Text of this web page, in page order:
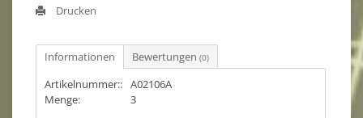
Drucken
Informationen Bewertungen (0)
Artikelnummer:: A02106A
Menge:
3